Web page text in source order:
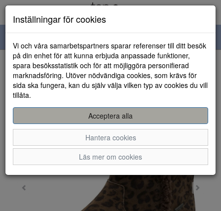
navigation
HEM
Inställningar för cookies
Vi och våra samarbetspartners sparar referenser till ditt besök
på din enhet för att kunna erbjuda anpassade funktioner,
spara besöksstatistik och för att möjliggöra personifierad
marknadsföring. Utöver nödvändiga cookies, som krävs för
sida ska fungera, kan du själv välja vilken typ av cookies du vill
tillåta.
Acceptera alla
Hantera cookies
Läs mer om cookies